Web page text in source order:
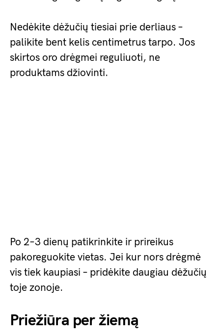
Nedėkite dėžučių tiesiai prie derliaus –
palikite bent kelis centimetrus tarpo. Jos
skirtos oro drėgmei reguliuoti, ne
produktams džiovinti.
Po 2–3 dienų patikrinkite ir prireikus
pakoreguokite vietas. Jei kur nors drėgmė
vis tiek kaupiasi – pridėkite daugiau dėžučių
toje zonoje.
Priežiūra per žiemą